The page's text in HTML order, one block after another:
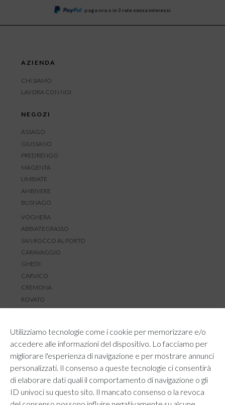
Utilizziamo tecnologie come i cookie per memorizzare e/o
accedere alle informazioni del dispositivo. Lo facciamo per
migliorare l'esperienza di navigazione e per mostrare annunci
personalizzati. Il consenso a queste tecnologie ci consentirà
di elaborare dati quali il comportamento di navigazione o gli
ID univoci su questo sito. Il mancato consenso o la revoca
paga ora o in 3 rate senza interessi
AZIENDA
CHI SIAMO
LAVORA CON NOI
NEGOZI
ASSAGO
GIUSSANO
PREDRENGO
MAGENTA
LIMBIATE
AMBIVERE
BUSNAGO
VOGHERA
ABBIATEGRASSO
SAN ROCCO AL PORTO
CARAVAGGIO
GHEDI
CARVICO
CREMONA
ROVATO
RESI E RIMBORSI
REGOLAMENTO LOYALTY
CONTATTACI